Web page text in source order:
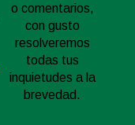
o comentarios,
con gusto
resolveremos
todas tus
inquietudes a la
brevedad.